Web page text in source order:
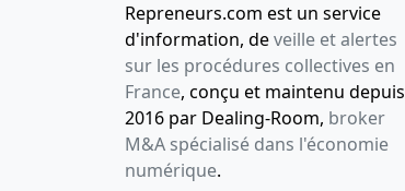
Repreneurs.com est un service
d'information, deveille et alertes
sur les procédures collectives en
France, conçu et maintenu depuis
2016 par Dealing-Room, broker
M&A spécialisé dans l'économie
numérique.